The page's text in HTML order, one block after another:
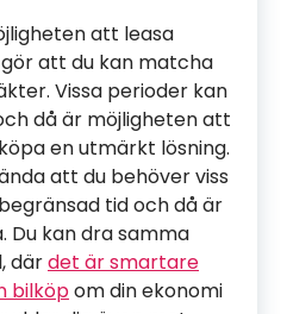
att leasa
att du kan matcha
Vissa perioder kan
då är möjligheten att
en utmärkt lösning.
att du behöver viss
tid och då är
Du kan dra samma
därdet är smartare
bilköpom din ekonomi